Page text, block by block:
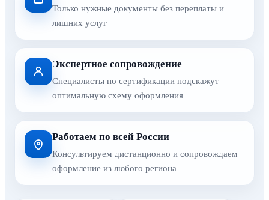
Только нужные документы без переплаты и
лишних услуг
Экспертное сопровождение
Специалисты по сертификации подскажут
оптимальную схему оформления
Работаем по всей России
Консультируем дистанционно и сопровождаем
оформление из любого региона